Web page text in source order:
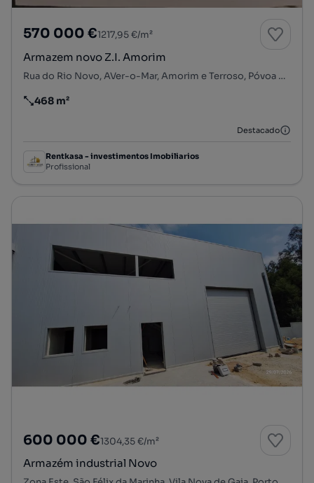
570 000 €1217,95 €/m²
Armazem novo Z.I. Amorim
Rua do Rio Novo, AVer-o-Mar, Amorim e Terroso, Póvoa de Varzim, Porto
Preço por metro quadrado
468 m²
Destacado
Rentkasa - investimentos Imobiliarios
Profissional
600 000 €1304,35 €/m²
Armazém industrial Novo